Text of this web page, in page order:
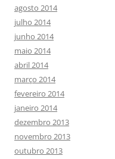
agosto 2014
julho 2014
junho 2014
maio 2014
abril 2014
março 2014
fevereiro 2014
janeiro 2014
dezembro 2013
novembro 2013
outubro 2013